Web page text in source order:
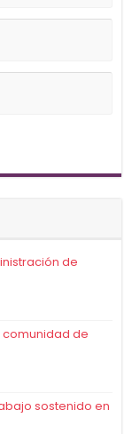
de
de
sostenido en